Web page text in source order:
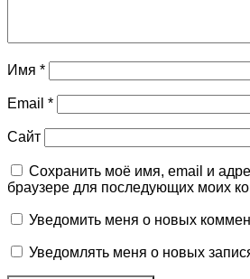
Имя *
Email *
Сайт
Сохранить моё имя, email и
браузере для последующих моих
Уведомить меня о новых
Уведомлять меня о новых